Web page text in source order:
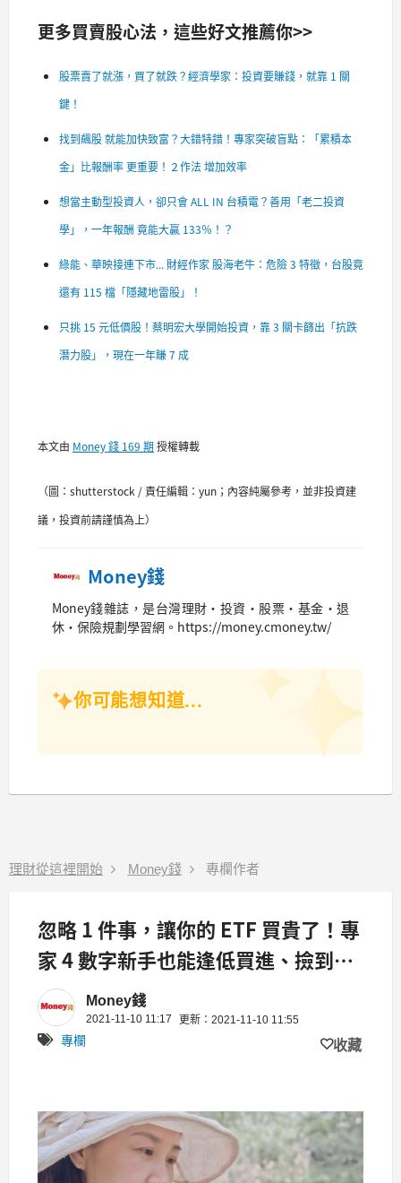
更多買賣股心法，這些好文推薦你>>
股票賣了就漲，買了就跌？經濟學家：投資要賺錢，就靠 1 關
鍵！
找到飆股 就能加快致富？大錯特錯！專家突破盲點：「累積本
金」比報酬率 更重要！２作法 增加效率
想當主動型投資人，卻只會 ALL IN 台積電？善用「老二投資
學」，一年報酬 竟能大贏 133％！？
綠能、華映接連下市... 財經作家 股海老牛：危險 3 特徵，台股竟
還有 115 檔「隱藏地雷股」！
只挑 15 元低價股！蔡明宏大學開始投資，靠 3 關卡篩出「抗跌
潛力股」，現在一年賺 7 成
本文由 Money 錢 169 期授權轉載
（圖：shutterstock / 責任編輯：yun；內容純屬參考，並非投資建
議，投資前請謹慎為上）
Money錢
Money錢雜誌，是台灣理財‧投資‧股票‧基金‧退
休‧保險規劃學習網。https://money.cmoney.tw/
你可能想知道...
理財從這裡開始 Money錢 專欄作者
忽略 1 件事，讓你的 ETF 買貴了！專
家 4 數字新手也能逢低買進、撿到便
宜價！Money錢
2021-11-10 11:17 更新：2021-11-10 11:55
專欄 收藏